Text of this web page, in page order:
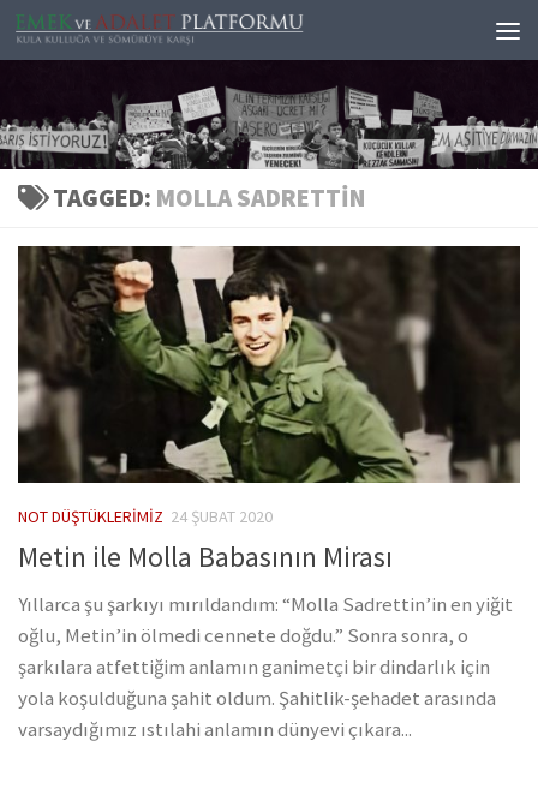
Skip to content
TAGGED: MOLLA SADRETTIN
NOT DÜŞTÜKLERIMIZ 24 ŞUBAT 2020
Metin ile Molla Babasının Mirası
Yıllarca şu şarkıyı mırıldandım: “Molla Sadrettin’in en yiğit
oğlu, Metin’in ölmedi cennete doğdu.” Sonra sonra, o
şarkılara atfettiğim anlamın ganimetçi bir dindarlık için
yola koşulduğuna şahit oldum. Şahitlik-şehadet arasında
varsaydığımız ıstılahi anlamın dünyevi çıkara...